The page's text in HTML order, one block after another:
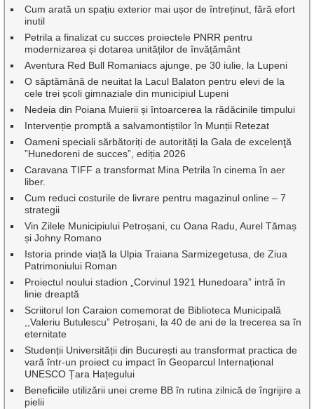
Cum arată un spațiu exterior mai ușor de întreținut, fără efort
inutil
Petrila a finalizat cu succes proiectele PNRR pentru
modernizarea și dotarea unităților de învățământ
Aventura Red Bull Romaniacs ajunge, pe 30 iulie, la Lupeni
O săptămână de neuitat la Lacul Balaton pentru elevi de la
cele trei școli gimnaziale din municipiul Lupeni
Nedeia din Poiana Muierii și întoarcerea la rădăcinile timpului
Intervenție promptă a salvamontiștilor în Munții Retezat
Oameni speciali sărbătoriți de autorități la Gala de excelenţă
”Hunedoreni de succes”, ediția 2026
Caravana TIFF a transformat Mina Petrila în cinema în aer
liber.
Cum reduci costurile de livrare pentru magazinul online – 7
strategii
Vin Zilele Municipiului Petroșani, cu Oana Radu, Aurel Tămaș
și Johny Romano
Istoria prinde viață la Ulpia Traiana Sarmizegetusa, de Ziua
Patrimoniului Roman
Proiectul noului stadion „Corvinul 1921 Hunedoara” intră în
linie dreaptă
Scriitorul Ion Caraion comemorat de Biblioteca Municipală
,,Valeriu Butulescu” Petroșani, la 40 de ani de la trecerea sa în
eternitate
Studenții Universității din București au transformat practica de
vară într-un proiect cu impact în Geoparcul Internațional
UNESCO Țara Hațegului
Beneficiile utilizării unei creme BB în rutina zilnică de îngrijire a
pielii